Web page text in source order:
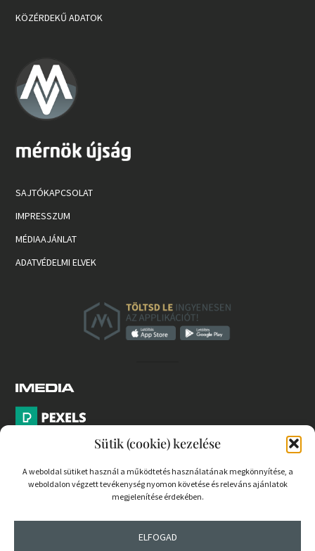
Sütik (cookie) kezelése
A weboldal sütiket használ a működtetés használatának megkönnyítése, a
weboldalon végzett tevékenység nyomon követése és releváns ajánlatok
megjelenítése érdekében.
ELFOGAD
KÖZÉRDEKŰ ADATOK
SAJTÓKAPCSOLAT
IMPRESSZUM
MÉDIAAJÁNLAT
ADATVÉDELMI ELVEK
PARTNEREK